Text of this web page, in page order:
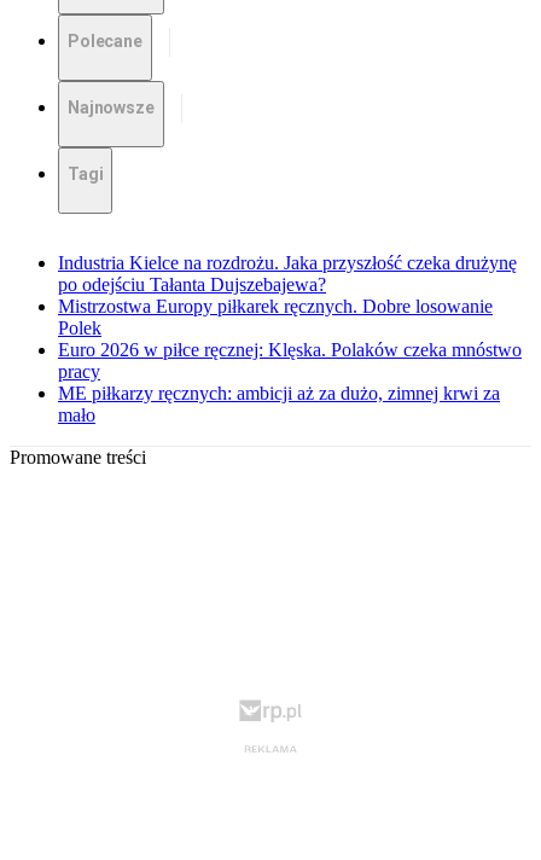
Polecane
Najnowsze
Tagi
Industria Kielce na rozdrożu. Jaka przyszłość czeka drużynę
po odejściu Tałanta Dujszebajewa?
Mistrzostwa Europy piłkarek ręcznych. Dobre losowanie
Polek
Euro 2026 w piłce ręcznej: Klęska. Polaków czeka mnóstwo
pracy
ME piłkarzy ręcznych: ambicji aż za dużo, zimnej krwi za
mało
Promowane treści